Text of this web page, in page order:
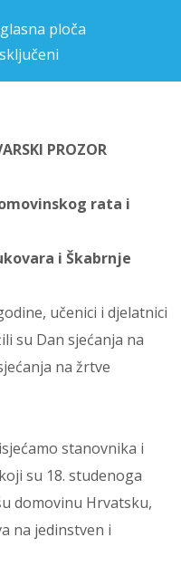
ploča
PROZOR
rata i
i Škabrnje
učenici i djelatnici
su Dan sjećanja na
na žrtve
stanovnika i
su 18. studenoga
domovinu Hrvatsku,
na jedinstven i